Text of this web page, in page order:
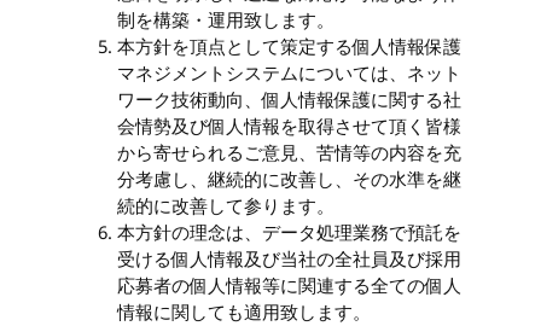
制を構築・運用致します。
本方針を頂点として策定する個人情報保護
マネジメントシステムについては、ネット
ワーク技術動向、個人情報保護に関する社
会情勢及び個人情報を取得させて頂く皆様
から寄せられるご意見、苦情等の内容を充
分考慮し、継続的に改善し、その水準を継
続的に改善して参ります。
本方針の理念は、データ処理業務で預託を
受ける個人情報及び当社の全社員及び採用
応募者の個人情報等に関連する全ての個人
情報に関しても適用致します。